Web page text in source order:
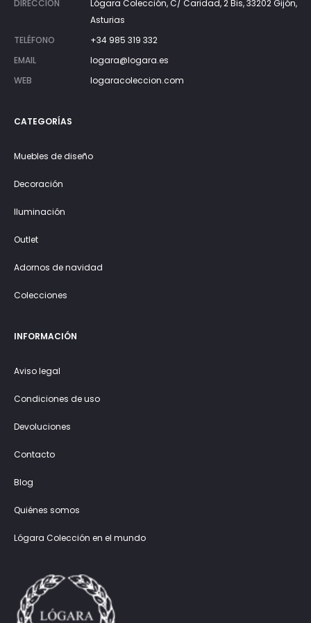
DIRECCIÓN
Lógara Colección, C/ Caridad, 2 Bis, 33202 Gijón,
Asturias
TELÉFONO
+34 985 319 332
EMAIL
logara@logara.es
WEB
logaracoleccion.com
CATEGORÍAS
Muebles de diseño
Decoración
Iluminación
Outlet
Adornos de navidad
Colecciones
INFORMACIÓN
Aviso legal
Condiciones de uso
Devoluciones
Contacto
Blog
Quiénes somos
Lógara Colección en el mundo